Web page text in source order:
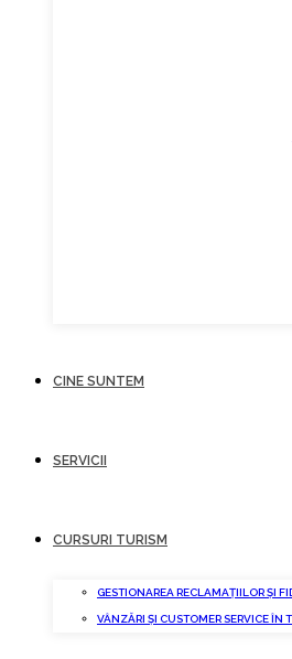
CINE SUNTEM
SERVICII
CURSURI TURISM
GESTIONAREA RECLAMAȚIILOR ȘI
VÂNZĂRI ȘI CUSTOMER SERVICE ÎN